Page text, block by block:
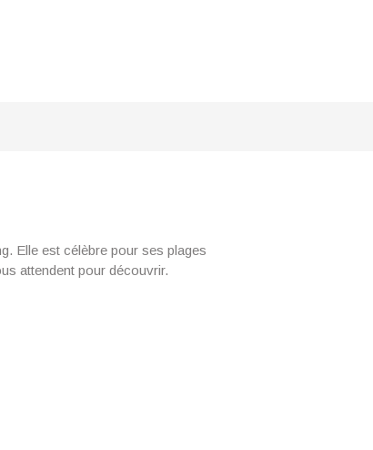
Elle est célèbre pour ses plages
attendent pour découvrir.